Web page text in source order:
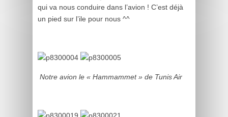
qui va nous conduire dans l’avion ! C’est déjà
un pied sur l’ile pour nous ^^
Notre avion le « Hammammet » de Tunis Air